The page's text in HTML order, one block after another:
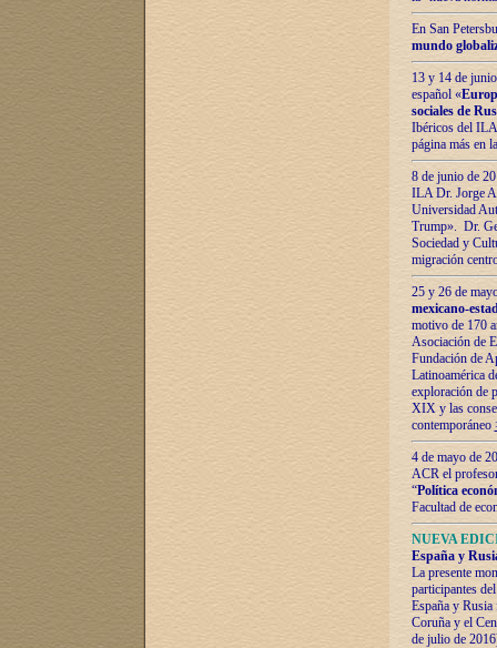
En San
mundo
13 y 14 de
español «
sociales de
Ibéricos del ILA
página más en
8 de junio de
ILA Dr. Jorge
Universidad
Trump». Dr.
Sociedad y
migración
25 y 26 de
mexicano-
motivo de 170
Asociación de
Fundación de
Latinoamérica
exploración de
XIX y las
contemporáneo
4 de mayo de
ACR el
“Política
Facultad de
NUEVA
España y
La presente
participantes
España y
Coruña y el
de julio de